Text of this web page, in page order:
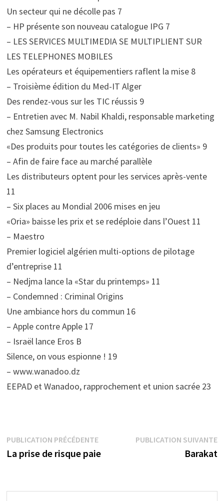
Un secteur qui ne décolle pas 7
– HP présente son nouveau catalogue IPG 7
– LES SERVICES MULTIMEDIA SE MULTIPLIENT SUR
LES TELEPHONES MOBILES
Les opérateurs et équipementiers raflent la mise 8
– Troisième édition du Med-IT Alger
Des rendez-vous sur les TIC réussis 9
– Entretien avec M. Nabil Khaldi, responsable marketing
chez Samsung Electronics
«Des produits pour toutes les catégories de clients» 9
– Afin de faire face au marché parallèle
Les distributeurs optent pour les services après-vente
11
– Six places au Mondial 2006 mises en jeu
«Oria» baisse les prix et se redéploie dans l’Ouest 11
– Maestro
Premier logiciel algérien multi-options de pilotage
d’entreprise 11
– Nedjma lance la «Star du printemps» 11
– Condemned : Criminal Origins
Une ambiance hors du commun 16
– Apple contre Apple 17
– Israël lance Eros B
Silence, on vous espionne ! 19
– www.wanadoo.dz
EEPAD et Wanadoo, rapprochement et union sacrée 23
Navigation
de
PUBLICATION PRÉCÉDENTEPublication
précédente :
La prise de risque paie
PUBLICATION SUIVANTE
Barakat